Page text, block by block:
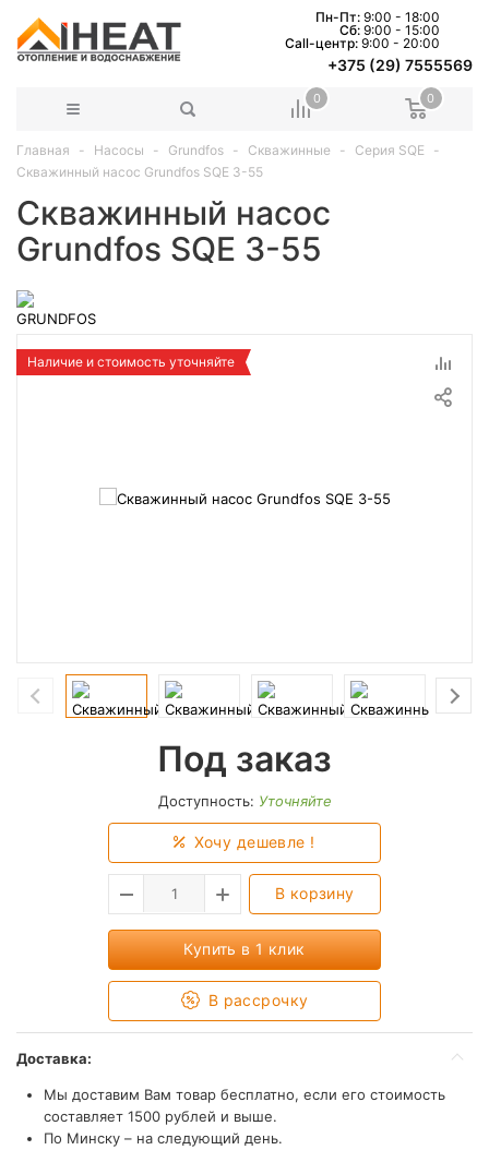
Пн-Пт: 9:00 - 18:00
Сб: 9:00 - 15:00
Сall-центр: 9:00 - 20:00
+375 (29) 7555569
0 0
Главная Насосы Grundfos Скважинные
Серия SQE
Скважинный насос Grundfos SQЕ 3-55
Скважинный насос
Grundfos SQЕ 3-55
Наличие и стоимость уточняйте
Под заказ
Доступность: Уточняйте
Хочу дешевле !
В корзину
Купить в 1 клик
В рассрочку
Доставка:
Мы доставим Вам товар бесплатно, если его стоимость
составляет 1500 рублей и выше.
По Минску – на следующий день.